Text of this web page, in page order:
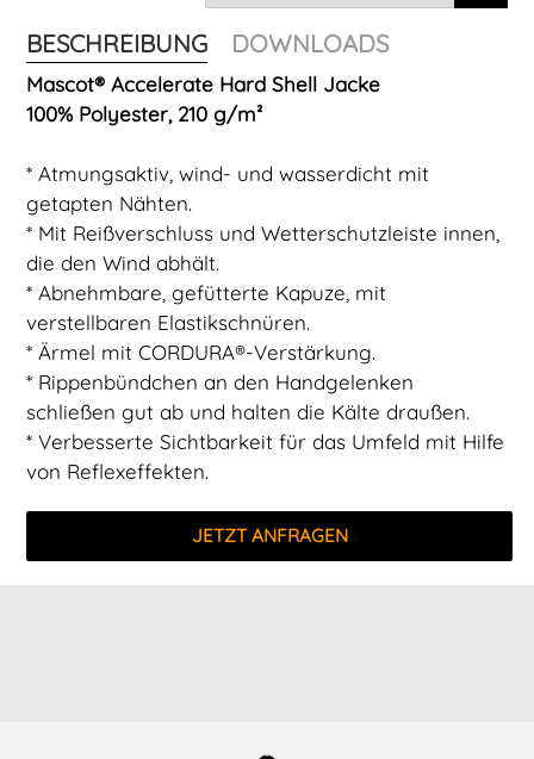
BESCHREIBUNG DOWNLOADS
Mascot® Accelerate Hard Shell Jacke
100% Polyester, 210 g/m²
* Atmungsaktiv, wind- und wasserdicht mit
getapten Nähten.
* Mit Reißverschluss und Wetterschutzleiste innen,
die den Wind abhält.
* Abnehmbare, gefütterte Kapuze, mit
verstellbaren Elastikschnüren.
* Ärmel mit CORDURA®-Verstärkung.
* Rippenbündchen an den Handgelenken
schließen gut ab und halten die Kälte draußen.
* Verbesserte Sichtbarkeit für das Umfeld mit Hilfe
von Reflexeffekten.
JETZT ANFRAGEN